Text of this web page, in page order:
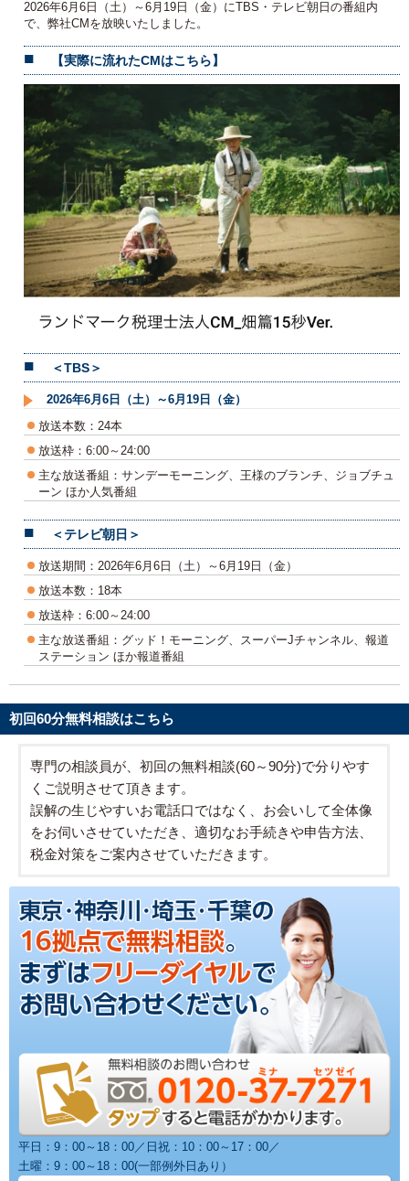
2026年6月6日（土）～6月19日（金）にTBS・テレビ朝日の番組内
で、弊社CMを放映いたしました。
【実際に流れたCMはこちら】
＜TBS＞
2026年6月6日（土）～6月19日（金）
放送本数：24本
放送枠：6:00～24:00
主な放送番組：サンデーモーニング、王様のブランチ、ジョブチュ
ーン ほか人気番組
＜テレビ朝日＞
放送期間：2026年6月6日（土）～6月19日（金）
放送本数：18本
放送枠：6:00～24:00
主な放送番組：グッド！モーニング、スーパーJチャンネル、報道
ステーション ほか報道番組
初回60分無料相談はこちら
専門の相談員が、初回の無料相談(60～90分)で分りやす
くご説明させて頂きます。
誤解の生じやすいお電話口ではなく、お会いして全体像
をお伺いさせていただき、適切なお手続きや申告方法、
税金対策をご案内させていただきます。
平日：9：00～18：00／日祝：10：00～17：00／
土曜：9：00～18：00(一部例外日あり）